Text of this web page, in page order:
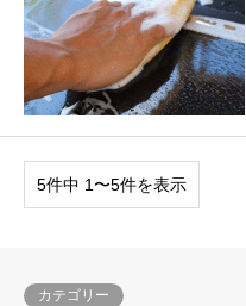
5件中 1〜5件を表示
カテゴリー